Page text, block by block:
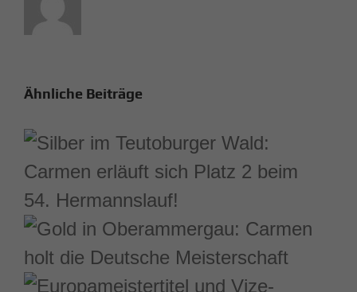
Ähnliche Beiträge